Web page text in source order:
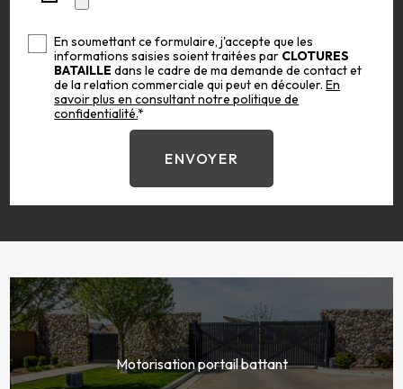
En soumettant ce formulaire, j'accepte que les
informations saisies soient traitées par CLOTURES
BATAILLE dans le cadre de ma demande de contact et
de la relation commerciale qui peut en découler.En
savoir plus en consultant notre politique de
confidentialité.*
Motorisation portail battant